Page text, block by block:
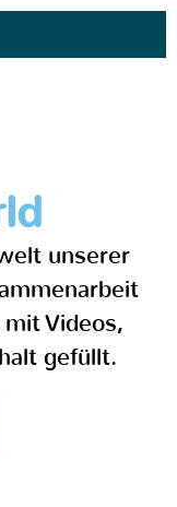
unserer
Videos,
gefüllt.